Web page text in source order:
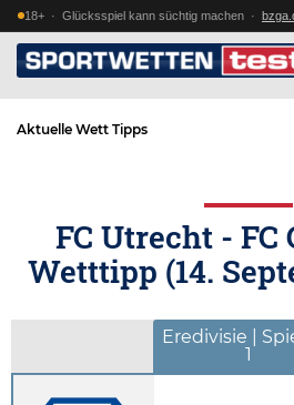
18+ · Glücksspiel kann süchtig machen ·
Aktuelle Wett Tipps
FC Utrecht -
Wetttipp (14.
Eredivisie |
1